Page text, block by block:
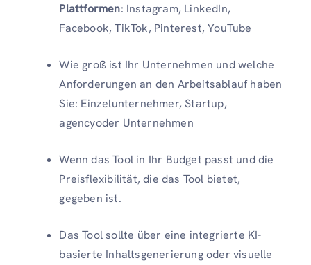
Plattformen: Instagram, LinkedIn,
Facebook, TikTok, Pinterest, YouTube
Wie groß ist Ihr Unternehmen und welche
Anforderungen an den Arbeitsablauf haben
Sie: Einzelunternehmer, Startup,
agencyoder Unternehmen
Wenn das Tool in Ihr Budget passt und die
Preisflexibilität, die das Tool bietet,
gegeben ist.
Das Tool sollte über eine integrierte KI-
basierte Inhaltsgenerierung oder visuelle